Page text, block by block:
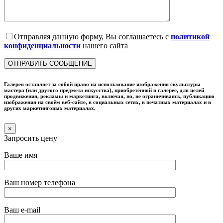
Отправляя данную форму, Вы соглашаетесь с политикой
конфиденциальности нашего сайта
Галерея оставляет за собой право на использование изображения скульптуры
мастера (или другого предмета искусства), приобретённой в галерее, для целей
продвижения, рекламы и маркетинга, включая, но, не ограничиваясь, публикацию
изображения на своём веб-сайте, в социальных сетях, в печатных материалах и в
других маркетинговых материалах.
×
Запросить цену
Ваше имя
Ваш номер телефона
Ваш e-mail